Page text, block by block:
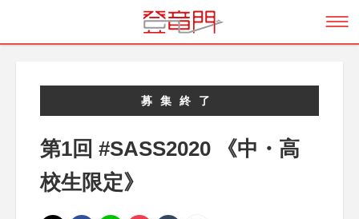
募集終了
第1回 #SASS2020 《中・高
校生限定》